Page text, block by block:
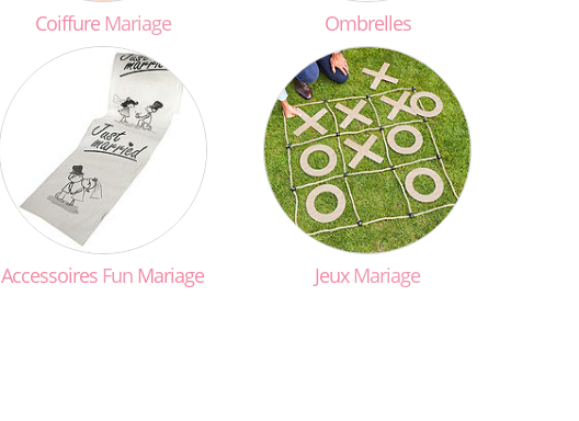
Coiffure Mariage Ombrelles
Accessoires Fun Mariage JeuxMariage